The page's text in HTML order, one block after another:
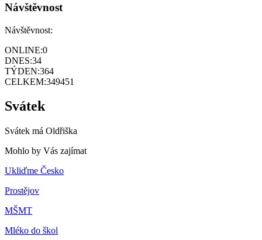
Návštěvnost
Návštěvnost:
ONLINE:0
DNES:34
TÝDEN:364
CELKEM:349451
Svátek
Svátek má Oldřiška
Mohlo by Vás zajímat
Ukliďme Česko
Prostějov
MŠMT
Mléko do škol